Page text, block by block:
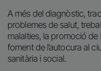
A més del diagnòstic,
problemes de salut,
malalties, la promoció de
foment de l’autocura al
sanitària i social.